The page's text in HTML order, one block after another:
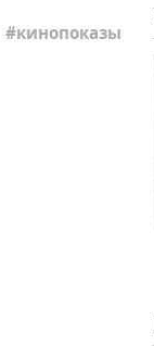
кинопоказы